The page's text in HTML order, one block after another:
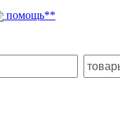
помощь**